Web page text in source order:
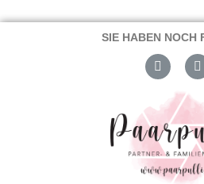
SIE HABEN NOCH